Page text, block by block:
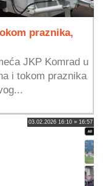
praznika,
JKP Komrad u
i tokom praznika
03.02.2026 16:10 » 16:57